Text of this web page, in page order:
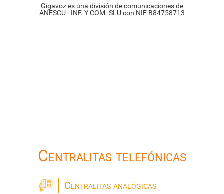
Gigavoz es una división de comunicaciones de
ANESCU - INF. Y COM. SLU con NIF B84758713
Centralitas telefónicas
Centralitas analógicas